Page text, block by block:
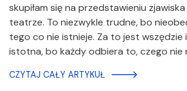
skupiłam się na przedstawieniu
teatrze. To niezwykle trudne, bo
tego co nie istnieje. Za to jest wszędzie
istotna, bo każdy odbiera to, czego nie
CZYTAJ CAŁY ARTYKUŁ